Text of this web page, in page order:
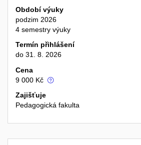
Období výuky
podzim 2026
4 semestry výuky
Termín přihlášení
do 31. 8. 2026
Cena
9 000 Kč
Zajišťuje
Pedagogická fakulta